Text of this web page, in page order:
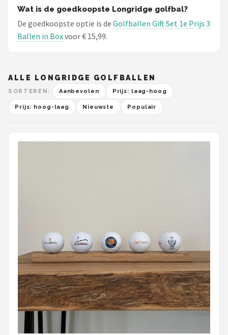
Wat is de goedkoopste Longridge golfbal?
De goedkoopste optie is de Golfballen Gift Set 1e Prijs 3
Ballen in Boxvoor € 15,99.
ALLE LONGRIDGE GOLFBALLEN
SORTEREN: Aanbevolen Prijs: laag-hoog
Prijs: hoog-laag Nieuwste Populair